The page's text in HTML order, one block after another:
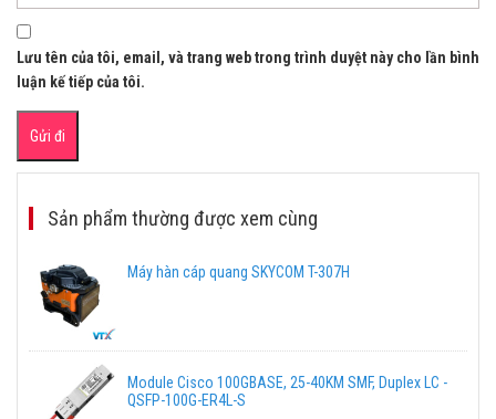
Lưu tên của tôi, email, và trang web trong trình duyệt này cho lần bình
luận kế tiếp của tôi.
Sản phẩm thường được xem cùng
Máy hàn cáp quang SKYCOM T-307H
Module Cisco 100GBASE, 25-40KM SMF, Duplex LC -
QSFP-100G-ER4L-S